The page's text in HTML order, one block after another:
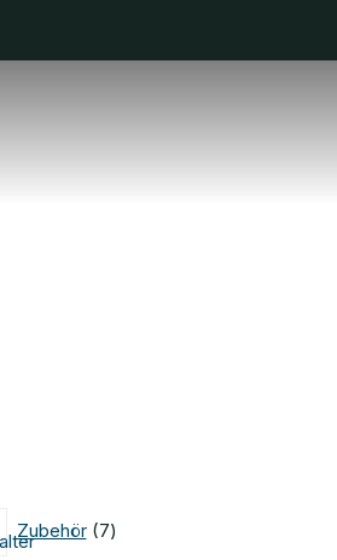
Zubehör 77
Produkte